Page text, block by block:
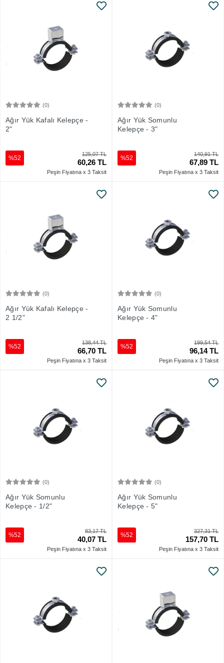
(0)
Ağır Yük Kafalı Kelepçe -
2"
125,07 TL
60,26 TL
%52
Peşin Fiyatına x 3 Taksit
(0)
Ağır Yük Somunlu
Kelepçe - 3"
140,91 TL
67,89 TL
%52
Peşin Fiyatına x 3 Taksit
(0)
Ağır Yük Kafalı Kelepçe -
2 1/2"
138,44 TL
66,70 TL
%52
Peşin Fiyatına x 3 Taksit
(0)
Ağır Yük Somunlu
Kelepçe - 4"
199,54 TL
96,14 TL
%52
Peşin Fiyatına x 3 Taksit
(0)
Ağır Yük Somunlu
Kelepçe - 1/2"
83,17 TL
40,07 TL
%52
Peşin Fiyatına x 3 Taksit
(0)
Ağır Yük Somunlu
Kelepçe - 5"
327,31 TL
157,70 TL
%52
Peşin Fiyatına x 3 Taksit